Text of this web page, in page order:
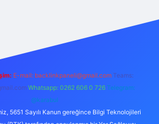
m elexbet
E-mail: backlinkpaneli@gmail.com Teams:
Whatsapp: 0262 606 0 726 Telegram:
@karabul
5651 Sayılı Kanun gereğince Bilgi Teknolojileri